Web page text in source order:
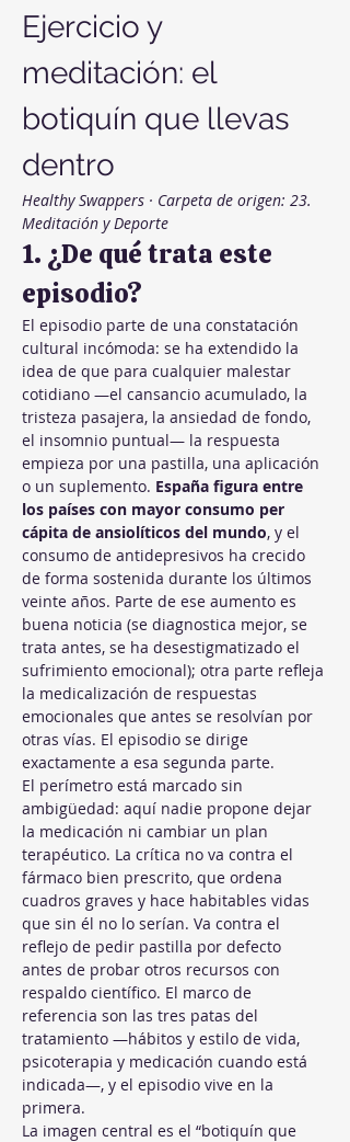
Ejercicio y
meditación: el
botiquín que llevas
dentro
Healthy Swappers · Carpeta de origen: 23.
Meditación y Deporte
1. ¿De qué trata este
episodio?
El episodio parte de una constatación
cultural incómoda: se ha extendido la
idea de que para cualquier malestar
cotidiano —el cansancio acumulado, la
tristeza pasajera, la ansiedad de fondo,
el insomnio puntual— la respuesta
empieza por una pastilla, una aplicación
o un suplemento. España figura entre
los países con mayor consumo per
cápita de ansiolíticos del mundo, y el
consumo de antidepresivos ha crecido
de forma sostenida durante los últimos
veinte años. Parte de ese aumento es
buena noticia (se diagnostica mejor, se
trata antes, se ha desestigmatizado el
sufrimiento emocional); otra parte refleja
la medicalización de respuestas
emocionales que antes se resolvían por
otras vías. El episodio se dirige
exactamente a esa segunda parte.
El perímetro está marcado sin
ambigüedad: aquí nadie propone dejar
la medicación ni cambiar un plan
terapéutico. La crítica no va contra el
fármaco bien prescrito, que ordena
cuadros graves y hace habitables vidas
que sin él no lo serían. Va contra el
reflejo de pedir pastilla por defecto
antes de probar otros recursos con
respaldo científico. El marco de
referencia son las tres patas del
tratamiento —hábitos y estilo de vida,
psicoterapia y medicación cuando está
indicada—, y el episodio vive en la
primera.
La imagen central es el “botiquín que